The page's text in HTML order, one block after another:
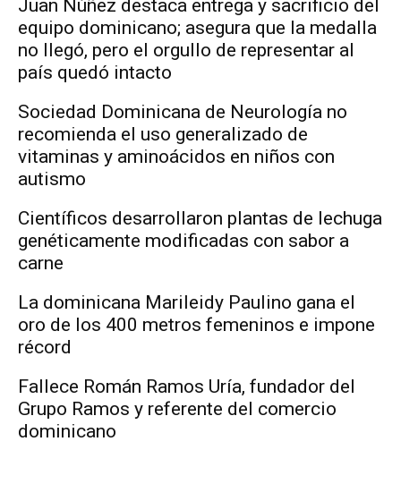
Juan Núñez destaca entrega y sacrificio del
equipo dominicano; asegura que la medalla
no llegó, pero el orgullo de representar al
país quedó intacto
Sociedad Dominicana de Neurología no
recomienda el uso generalizado de
vitaminas y aminoácidos en niños con
autismo
Científicos desarrollaron plantas de lechuga
genéticamente modificadas con sabor a
carne
La dominicana Marileidy Paulino gana el
oro de los 400 metros femeninos e impone
récord
Fallece Román Ramos Uría, fundador del
Grupo Ramos y referente del comercio
dominicano